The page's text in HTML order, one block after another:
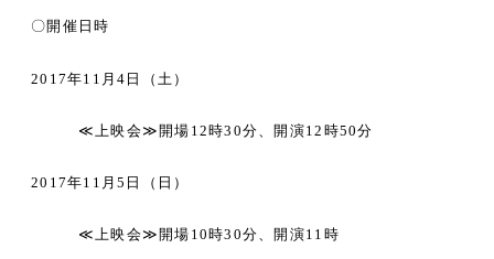
〇開催日時
2017年11 月4 日（土）
≪上映会≫ 開場 12時30分、開演12 時50分
2017年11 月5 日（日）
≪上映会≫ 開場 10時30分、開演11 時